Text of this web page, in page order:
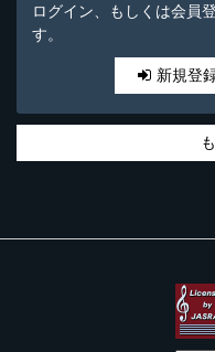
ログイン、もしくは会員
す。
新規登